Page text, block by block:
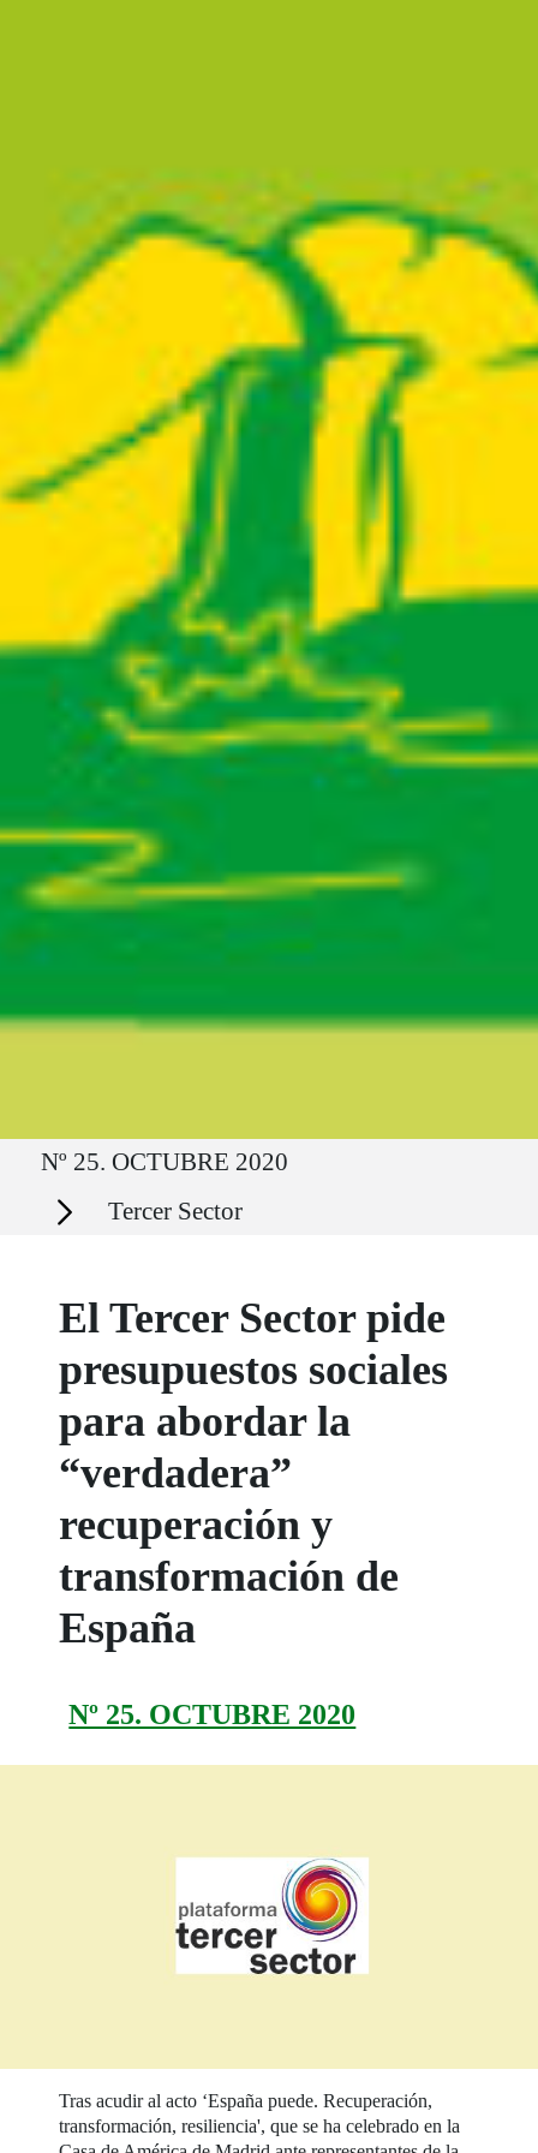
Ruta del sitio
Nº 25. OCTUBRE 2020
Secciones Tercer Sector
El Tercer Sector pide
presupuestos sociales
para abordar la
“verdadera”
recuperación y
transformación de
España
Nº 25. OCTUBRE 2020
Tras acudir al acto ‘España puede. Recuperación,
transformación, resiliencia', que se ha celebrado en la